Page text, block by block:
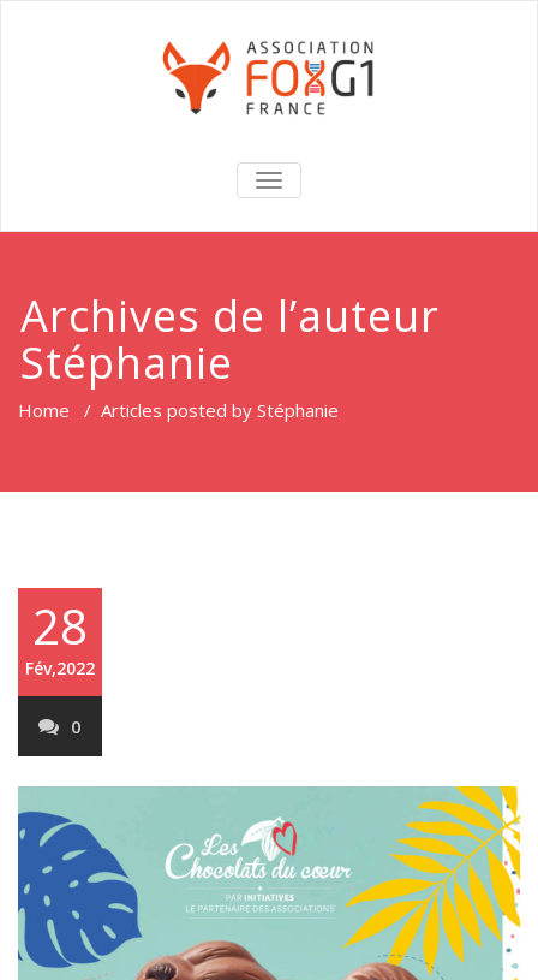
TOGGLE
NAVIGATION
Archives de l’auteur
Stéphanie
Home / Articles posted by Stéphanie
28
Fév,2022
0